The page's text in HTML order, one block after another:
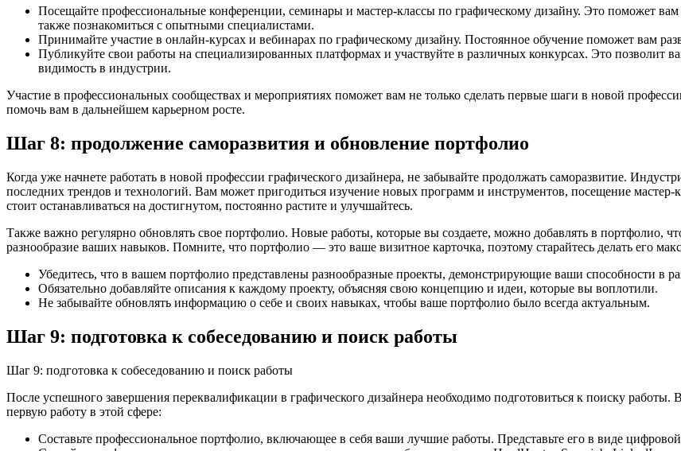
Посещайте профессиональные конференции, семинары и мастер-классы по графическому дизайну. Это поможет вам
также познакомиться с опытными специалистами.
Принимайте участие в онлайн-курсах и вебинарах по графическому дизайну. Постоянное обучение поможет вам
Публикуйте свои работы на специализированных платформах и участвуйте в различных конкурсах. Это позволит
видимость в индустрии.
Участие в профессиональных сообществах и мероприятиях поможет вам не только сделать первые шаги в новой
помочь вам в дальнейшем карьерном росте.
Шаг 8: продолжение саморазвития и обновление портфолио
Когда уже начнете работать в новой профессии графического дизайнера, не забывайте продолжать саморазвитие.
последних трендов и технологий. Вам может пригодиться изучение новых программ и инструментов, посещение
стоит останавливаться на достигнутом, постоянно растите и улучшайтесь.
Также важно регулярно обновлять свое портфолио. Новые работы, которые вы создаете, можно добавлять в портфолио,
разнообразие ваших навыков. Помните, что портфолио — это ваше визитное карточка, поэтому старайтесь делать его
Убедитесь, что в вашем портфолио представлены разнообразные проекты, демонстрирующие ваши способности в
Обязательно добавляйте описания к каждому проекту, объясняя свою концепцию и идеи, которые вы воплотили.
Не забывайте обновлять информацию о себе и своих навыках, чтобы ваше портфолио было всегда актуальным.
Шаг 9: подготовка к собеседованию и поиск работы
Шаг 9: подготовка к собеседованию и поиск работы
После успешного завершения переквалификации в графического дизайнера необходимо подготовиться к поиску
первую работу в этой сфере:
Составьте профессиональное портфолио, включающее в себя ваши лучшие работы. Представьте его в виде